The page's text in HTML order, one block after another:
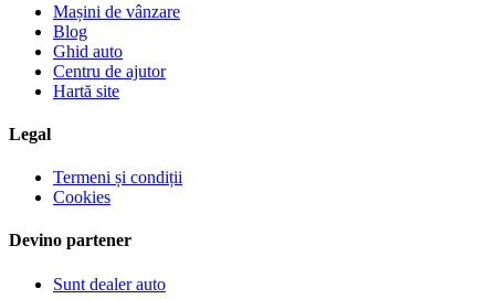
Mașini de vânzare
Blog
Ghid auto
Centru de ajutor
Hartă site
Legal
Termeni și condiții
Cookies
Devino partener
Sunt dealer auto